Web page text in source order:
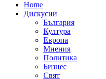
Home
Дискусии
България
Култура
Европа
Мнения
Политика
Бизнес
Свят